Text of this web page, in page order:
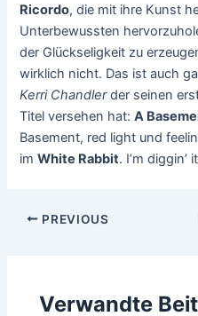
Ricordo, die mit ihre Kunst
Unterbewussten
der Glückseligkeit zu
wirklich nicht. Das ist auch
Kerri Chandlerder seinen
Titel versehen hat:A
Basement, red light und
imWhite Rabbit. I’m diggin’
Post
PREVIOUS
Verwandte